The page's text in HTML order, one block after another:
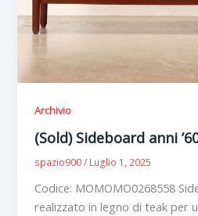
Archivio
(Sold) Sideboard anni
spazio900/ Luglio 1, 2025
Codice: MOMOMO0268558
realizzato in legno di teak per